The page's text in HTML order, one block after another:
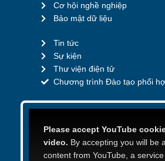
Cơ hội nghề nghiệp
Bảo mật dữ liệu
Tin tức
Sự kiện
Thư viện điện tử
Chương trình Đào tạo phối
Please accept YouTube
video. By accepting you will be
content from YouTube, a